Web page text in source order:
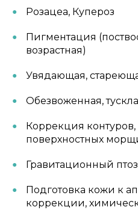
Розацеа, Купероз
Пигментация
возрастная)
Увядающая,
Обезвоженная,
Коррекция
поверхностных
Гравитационный птоз
Подготовка кожи к
коррекции,